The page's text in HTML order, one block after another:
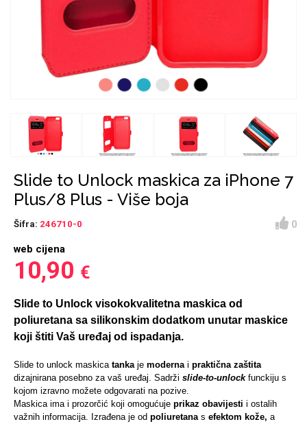
Slide to Unlock maskica za iPhone 7
Plus/8 Plus - Više boja
Šifra: 246710-0
0
web cijena
10,90 €
Slide to Unlock visokokvalitetna maskica od
poliuretana sa silikonskim dodatkom unutar maskice
koji štiti Vaš uređaj od ispadanja.
Slide to unlock maskica tankaje modernai praktična zaštita
dizajnirana posebno za vaš uređaj. Sadrži slide-to-unlockfunckiju s
kojom izravno možete odgovarati na pozive.
Maskica ima i prozorčić koji omogućuje prikaz obavijesti i ostalih
važnih informacija. Izrađena je od poliuretanas efektom kože, a
Croatos
Najprodavanije -
Gym
Sleng Feel Good
Xiaomi Punjači za mobitel
Spigen maskice
Univerzalne futrole i
maskice
Preklopne maskice
Huawei
Držači za romobil
Ostali držači
USB kablovi
AUX kablovi Adapteri za mobitel
FM Transmitteri